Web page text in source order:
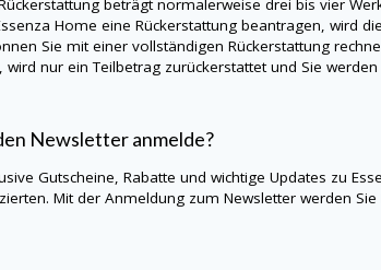
beträgt normalerweise drei bis vier
Home eine Rückerstattung beantragen, wird
Sie mit einer vollständigen Rückerstattung
nur ein Teilbetrag zurückerstattet und Sie
Newsletter anmelde?
Gutscheine, Rabatte und wichtige Updates zu
Mit der Anmeldung zum Newsletter werden Sie